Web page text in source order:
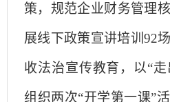
策，规范企业财务管理
展线下政策宣讲培训92
收法治宣传教育，以“
组织两次“开学第一课”